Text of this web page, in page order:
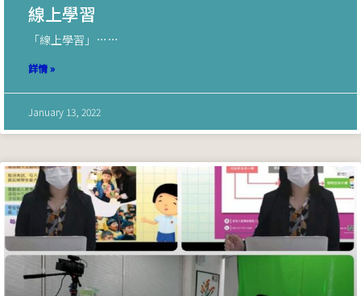
線上學習
「線上學習」……
詳情 »
January 13, 2022